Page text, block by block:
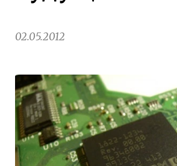
02.05.2012